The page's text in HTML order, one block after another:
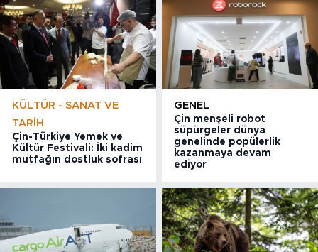
KÜLTÜR - SANAT VE
TARIH
Çin-Türkiye Yemek ve
Kültür Festivali: İki kadim
mutfağın dostluk sofrası
GENEL
Çin menşeli robot
süpürgeler dünya
genelinde popülerlik
kazanmaya devam
ediyor